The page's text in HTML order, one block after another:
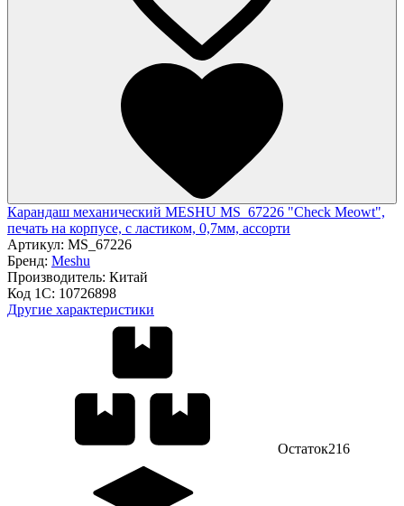
Карандаш механический MESHU MS_67226 "Check Meowt",
печать на корпусе, с ластиком, 0,7мм, ассорти
Артикул: MS_67226
Бренд: Meshu
Производитель: Китай
Код 1С: 10726898
Другие характеристики
Остаток216